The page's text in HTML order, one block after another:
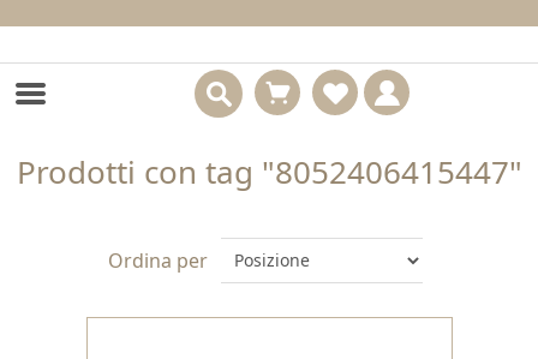
Prodotti con tag "8052406415447"
Ordina per